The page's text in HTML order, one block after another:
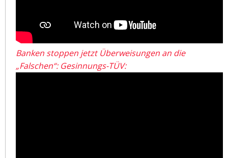
Banken stoppen jetzt Überweisungen an die
„Falschen“: Gesinnungs-TÜV: